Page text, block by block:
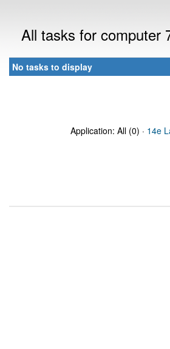
All tasks for computer
No tasks to display
Application: All (0) · 14e